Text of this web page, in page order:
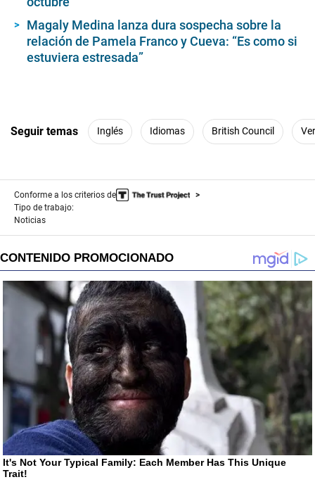
Magaly Medina lanza dura sospecha sobre la
relación de Pamela Franco y Cueva: “Es como si
estuviera estresada”
Seguir temas Inglés Idiomas British Council
Conforme a los criterios de
Tipo de trabajo:
Noticias